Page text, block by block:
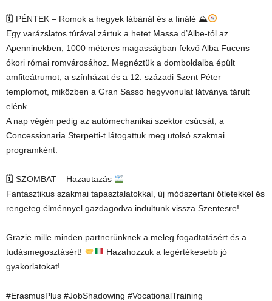
🗓 PÉNTEK – Romok a hegyek lábánál és a finálé ⛰
Egy varázslatos túrával zártuk a hetet Massa d’Albe-tól az
Apenninekben, 1000 méteres magasságban fekvő Alba Fucens
ókori római romvárosához. Megnéztük a domboldalba épült
amfiteátrumot, a színházat és a 12. századi Szent Péter
templomot, miközben a Gran Sasso hegyvonulat látványa tárult
elénk.
A nap végén pedig az autómechanikai szektor csúcsát, a
Concessionaria Sterpetti-t látogattuk meg utolsó szakmai
programként.
🗓 SZOMBAT – Hazautazás
Fantasztikus szakmai tapasztalatokkal, új módszertani ötletekkel és
rengeteg élménnyel gazdagodva indultunk vissza Szentesre!
Grazie mille minden partnerünknek a meleg fogadtatásért és a
tudásmegosztásért!
Hazahozzuk a legértékesebb jó
gyakorlatokat!
#ErasmusPlus #JobShadowing #VocationalTraining